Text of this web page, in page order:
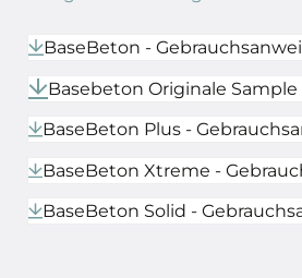
Basebeton Originale Sample